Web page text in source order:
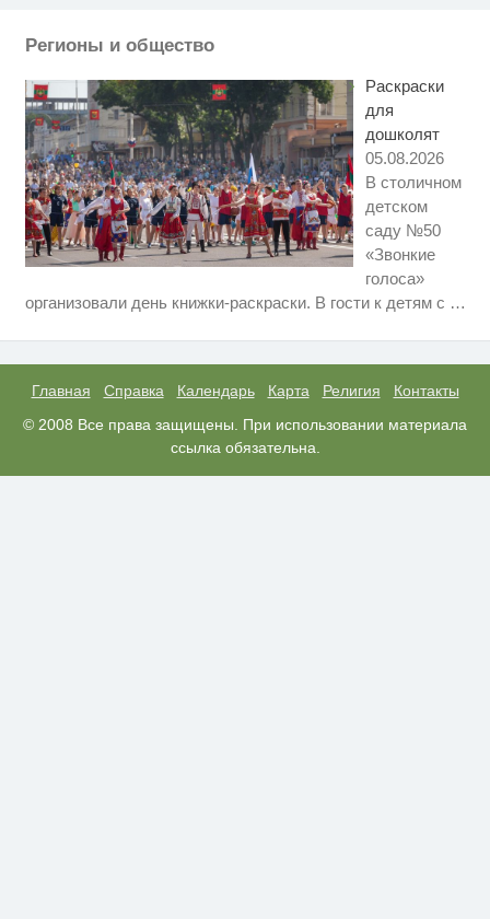
Регионы и общество
Раскраски
для
дошколят
05.08.2026
В столичном
детском
саду №50
«Звонкие
голоса»
организовали день книжки-раскраски. В гости к детям с …
Главная Справка Календарь Карта Религия
Контакты
© 2008 Все права защищены. При использовании материала
ссылка обязательна.
Ролик длится пару секунд, но
а смеяться вы будете долго
когда их не видят...
i
Ролик из Омска: вы будете
смеяться долго